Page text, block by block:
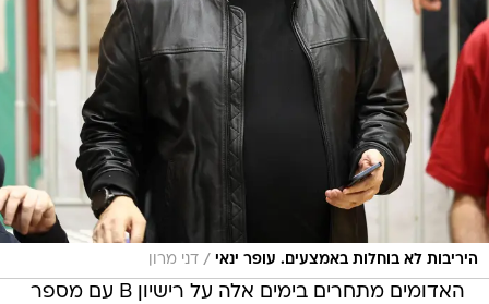
היריבות לא בוחלות באמצעים. עופר ינאי / דני מרון
האדומים מתחרים בימים אלה על רישיון B עם מספר